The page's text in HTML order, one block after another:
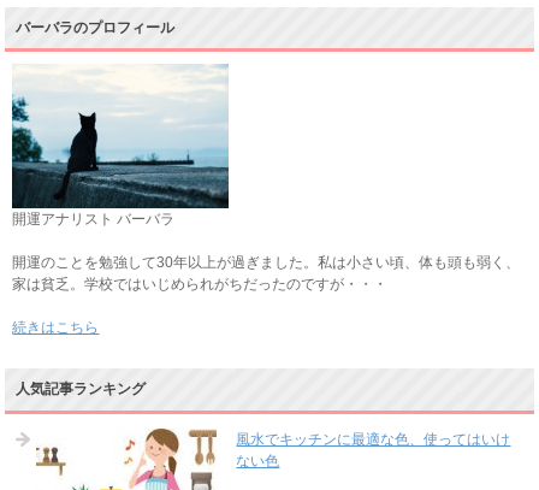
バーバラのプロフィール
開運アナリスト バーバラ
開運のことを勉強して30年以上が過ぎました。私は小さい頃、体も頭も弱く、
家は貧乏。学校ではいじめられがちだったのですが・・・
続きはこちら
人気記事ランキング
風水でキッチンに最適な色、使ってはいけ
ない色